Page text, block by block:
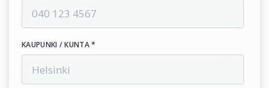
KAUPUNKI / KUNTA *